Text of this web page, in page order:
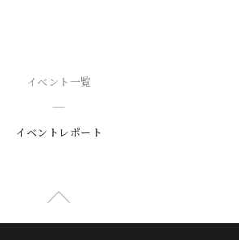
イベント一覧
イベントレポート